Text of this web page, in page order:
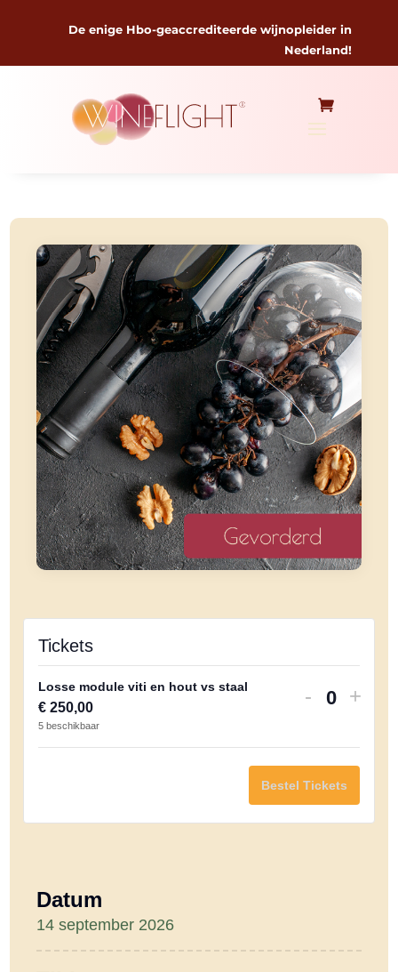
De enige Hbo-geaccrediteerde wijnopleider in
Nederland!
Tickets
Losse module viti en hout vs staal
€ 250,00
5beschikbaar
Verhoog
tickets
van
Losse
module
staal
-
H
v
e
d
van
staal
+
Bestel Tickets
Datum
14 september 2026